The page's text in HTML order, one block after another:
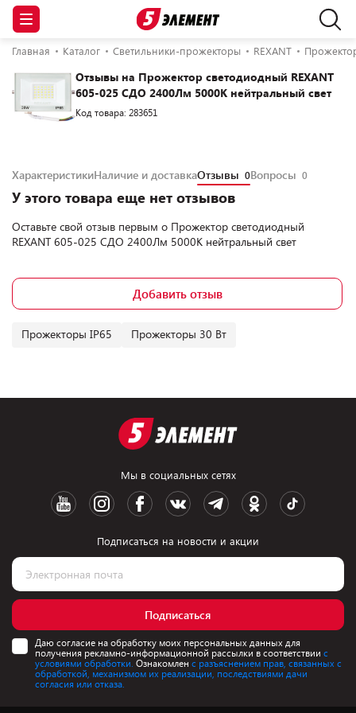
Главная Каталог Светильники-прожекторы REXANT
Отзывы на Прожектор светодиодный REXANT
605-025 СДО 2400Лм 5000K нейтральный свет
Код товара: 283651
ХарактеристикиНаличие и доставкаОтзывы 0Вопросы 0
У этого товара еще нет отзывов
Оставьте свой отзыв первым о Прожектор светодиодный
REXANT 605-025 СДО 2400Лм 5000K нейтральный свет
Добавить отзыв
Прожекторы IP65 Прожекторы 30 Вт
Мы в социальных сетях
Подписаться на новости и акции
Подписаться
Даю согласие на обработку моих персональных данных для
получения рекламно-информационной рассылки в соответствии с
условиями обработки. Ознакомлен с разъяснением прав, связанных с
обработкой, механизмом их реализации, последствиями дачи
согласия или отказа.